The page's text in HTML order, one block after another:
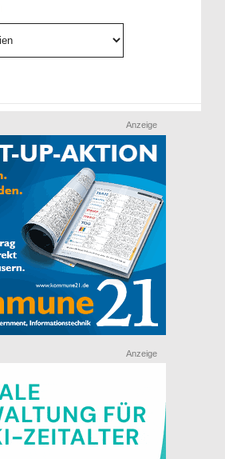
Anzeige
Anzeige